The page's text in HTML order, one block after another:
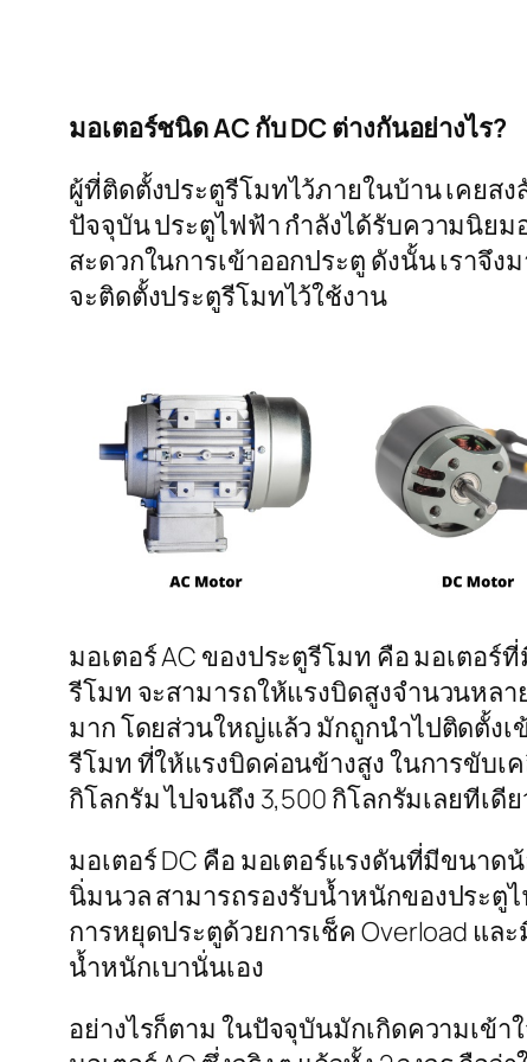
มอเตอร์ชนิด AC กับ DC ต่างกันอย่างไร?
ผู้ที่ติดตั้งประตูรีโมทไว้ภายในบ้าน เคยสง
ปัจจุบัน ประตูไฟฟ้า กำลังได้รับความนิย
สะดวกในการเข้าออกประตู ดังนั้น เราจึ
จะติดตั้งประตูรีโมทไว้ใช้งาน
มอเตอร์ AC ของประตูรีโมท คือ มอเตอ
รีโมท จะสามารถให้แรงบิดสูงจำนวนหล
มาก โดยส่วนใหญ่แล้ว มักถูกนำไปติดตั้ง
รีโมท ที่ให้แรงบิดค่อนข้างสูง ในการขับเ
กิโลกรัม ไปจนถึง 3,500 กิโลกรัมเลยทีเดี
มอเตอร์ DC คือ มอเตอร์แรงดันที่มีขนาด
นิ่มนวล สามารถรองรับน้ำหนักของประตู
การหยุดประตูด้วยการเช็ค Overload แล
น้ำหนักเบานั่นเอง
อย่างไรก็ตาม ในปัจจุบันมักเกิดความเข้